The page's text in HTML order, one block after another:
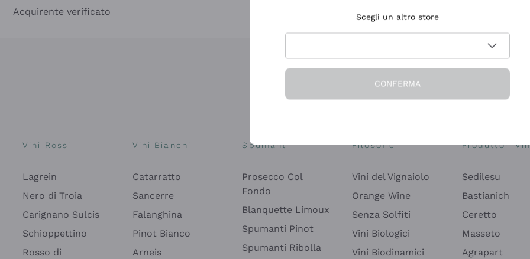
Acquirente verificato
Esplora il catalogo
Vini Rossi
Lagrein
Nero di Troia
Carignano Sulcis
Schioppettino
Rosso di
Vini Bianchi
Catarratto
Sancerre
Falanghina
Pinot Bianco
Arneis
Spumanti
Prosecco Col
Fondo
Blanquette Limoux
Spumanti Pinot
Spumanti Ribolla
Filosofie
Vini del Vignaiolo
Orange Wine
Senza Solfiti
Vini Biologici
Vini Biodinamici
Produttori
Sedilesu
Bastianich
Ceretto
Masseto
Agrapart
Scegli un altro store
CONFERMA